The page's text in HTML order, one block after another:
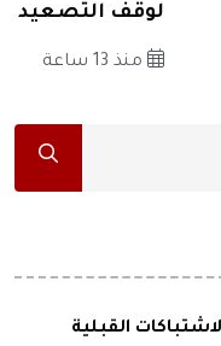
لوقف التصعيد
منذ 13 ساعة
القبلية